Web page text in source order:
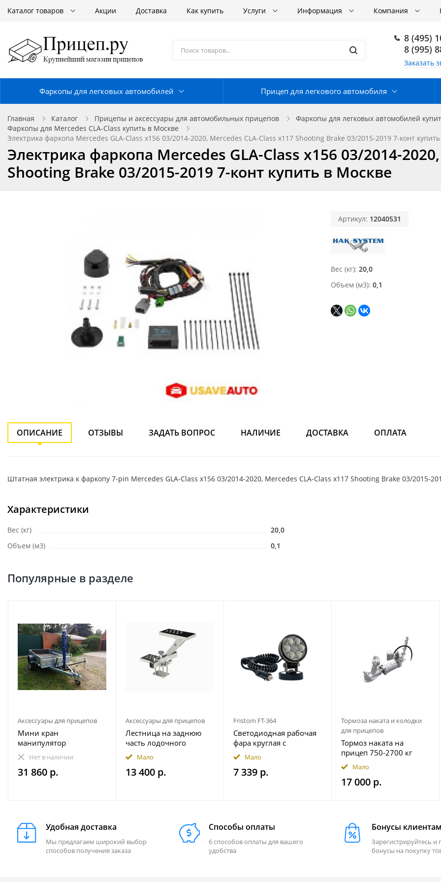
Каталог товаров Акции Доставка Как купить Услуги Информация Компания
8 (495)
8 (995)
Заказать
Фаркопы для легковых автомобилей Прицеп для легкового автомобиля
Главная Каталог Прицепы и аксессуары для автомобильных прицепов
Фаркопы для легковых автомобилей
Фаркопы для Mercedes CLA-Class купить в Москве
Электрика фаркопа Mercedes GLA-Class x156 03/2014-2020, Mercedes СLA-Class x117 Shooting Brake 03/2015-2019 7-конт
Электрика фаркопа Mercedes GLA-Class x156 03/2014-
Shooting Brake 03/2015-2019 7-конт купить в Москве
Артикул: 12040531
Вес (кг) 20,0
Объем (м3) 0,1
ОПИСАНИЕ ОТЗЫВЫ ЗАДАТЬ ВОПРОС НАЛИЧИЕ ДОСТАВКА ОПЛАТА
Штатная электрика к фаркопу 7-pin Mercedes GLA-Class x156 03/2014-2020, Mercedes СLA-Class x117 Shooting Brake 03/2015-
Характеристики
Вес (кг)
20,0
Объем (м3)
0,1
Популярные в разделе
Аксессуары для прицепов
Мини кран
манипулятор
гидравлический прицеп
1000 кг пикап
Нет в наличии
31 860 р.
Аксессуары для прицепов
Лестница на заднюю
часть лодочного
прицепа
490.230.000.000-01
Практик (правая - по
Мало
13 400 р.
Fristom FT-364
Светодиодная рабочая
фара круглая с
широким световым
потоком мощность
2500 лм на магнитном
Мало
7 339 р.
Тормоза наката и колодки
для прицепов
Тормоз наката на
прицеп 750-2700 кг
гидравлический
Мало
17 000 р.
Удобная доставка
Мы предлагаем широкий выбор
способов получения заказа
Способы оплаты
6 способов оплаты для вашего
удобства
Бонусы
Зарегистрируйтесь и
бонусы на покупку